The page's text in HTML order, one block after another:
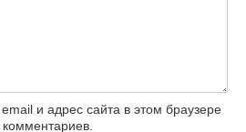
и адрес сайта в этом браузере